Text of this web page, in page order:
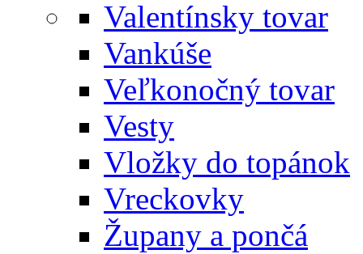
Valentínsky tovar
Vankúše
Veľkonočný tovar
Vesty
Vložky do topánok
Vreckovky
Župany a pončá